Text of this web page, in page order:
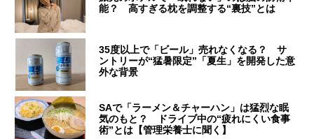
能？ 高すぎる枕を調整する“裏技”とは
35度以上で「ビール」売れなくなる？ サ
ントリーが“猛暑限定”「夏生」を開発した意
外な背景
SAで「ラーメン＆チャーハン」は猛烈な眠
気のもと？ ドライブ中の“疲れにくい食事
術”とは【管理栄養士に聞く】